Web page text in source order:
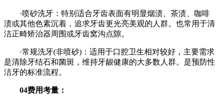
·喷砂洗牙：特别适合牙齿表面有明显烟渍、茶渍、咖啡
渍或其他色素沉着，追求牙齿更光亮美观的人群。也常用于清
洁正畸矫治器周围或牙齿窝沟点隙。
·常规洗牙(非喷砂)：适用于口腔卫生相对较好，主要需求
是清除牙结石和菌斑，维持牙龈健康的大多数人群。是预防性
洁牙的标准流程。
04费用考量：